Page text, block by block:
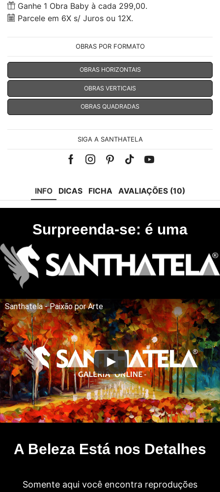
Ganhe 1 Obra Baby à cada 299,00.
Parcele em 6X s/ Juros ou 12X.
OBRAS POR FORMATO
OBRAS HORIZONTAIS
OBRAS VERTICAIS
OBRAS QUADRADAS
SIGA A SANTHATELA
FacebookInstagramPinterest
Tik-Youtube
INFO DICAS FICHA AVALIAÇÕES (10)
Surpreenda-se: é uma
Santhatela - Paixão por Arte
A Beleza Está nos Detalhes
Somente aqui você encontra reproduções